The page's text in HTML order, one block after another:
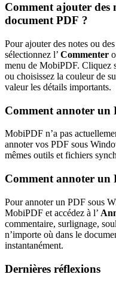
Comment ajouter des
document PDF ?
Pour ajouter des notes ou
sélectionnez l’ Commenter
menu de MobiPDF. Cliquez
ou choisissez la couleur de
valeur les détails importants.
Comment annoter un
MobiPDF n’a pas
annoter vos PDF sous
mêmes outils et fichiers
Comment annoter un
Pour annoter un PDF sous
MobiPDF et accédez à l’
commentaire, surlignage,
n’importe où dans le
instantanément.
Dernières réflexions